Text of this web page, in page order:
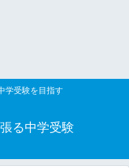
学受験を目指す
る中学受験